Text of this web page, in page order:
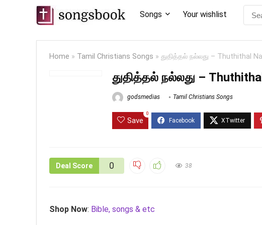
Songs Your wishlist
Home » Tamil Christians Songs » துதித்தல் நல்லது – Thuthithal
துதித்தல் நல்லது –
godsmedias Tamil Christians Songs
Save
0
Deal Score 0 38
Shop Now: Bible, songs & etc